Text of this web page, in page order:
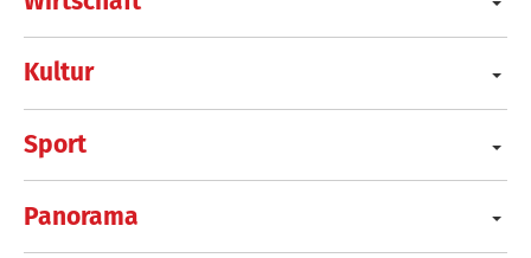
Kultur
Sport
Panorama